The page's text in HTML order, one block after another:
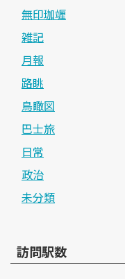
無印珈竰
雑記
月報
路眺
鳥瞰図
巴士旅
日常
政治
未分類
訪問駅数